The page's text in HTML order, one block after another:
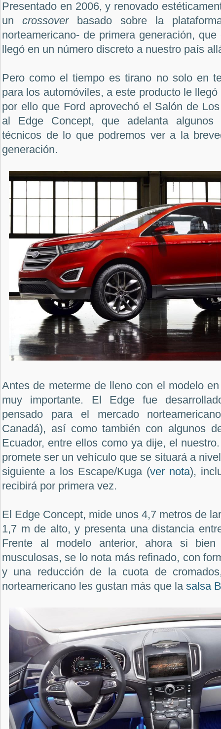
Presentado en 2006, y renovado
un crossover basado sobre la
norteamericano- de primera generación,
llegó en un número discreto a nuestro país
Pero como el tiempo es tirano no solo en
para los automóviles, a este producto le
por ello que Ford aprovechó el Salón de
al Edge Concept, que adelanta algunos
técnicos de lo que podremos ver a la
generación.
Antes de meterme de lleno con el modelo
muy importante. El Edge fue
pensado para el mercado
Canadá), así como también con algunos
Ecuador, entre ellos como ya dije, el
promete ser un vehículo que se situará a
siguiente a los Escape/Kuga (ver nota),
recibirá por primera vez.
El Edge Concept, mide unos 4,7 metros de
1,7 m de alto, y presenta una distancia
Frente al modelo anterior, ahora si
musculosas, se lo nota más refinado, con
y una reducción de la cuota de
norteamericano les gustan más que la salsa